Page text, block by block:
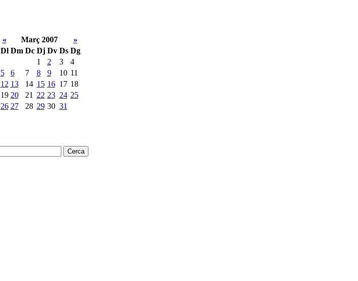
« Març 2007
»
Dl Dm Dc Dj Dv Ds Dg
1
2 3
4
5
6 7 8 9 10 11
12 13 14 15 16 17 18
19 20 21 22 23 24 25
26 27 28 29 30 31